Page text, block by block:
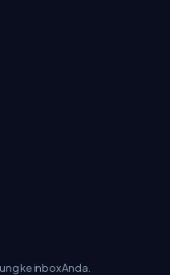
ke inbox Anda.